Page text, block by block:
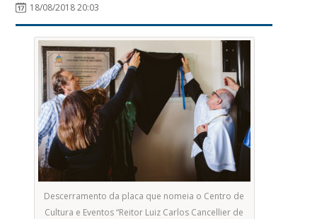
18/08/2018 20:03
Descerramento da placa que nomeia o Centro de
Cultura e Eventos “Reitor Luiz Carlos Cancellier de